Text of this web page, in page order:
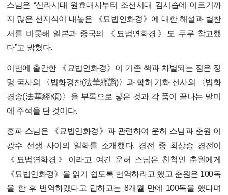
스님은 “신라시대 원효대사부터 조선시대 김시습에 이르기까
지 많은 선지식이 내놓은 《묘법연화경》에 대한 해설과 별찬
서를 비롯해 일본과 중국의 《묘법연화경》도 두루 참고했
다”고 밝혔다.
이번에 출간한 《묘법연화경》이 기존 책과 차별되는 점은 정
명 국사의 〈법화경찬(法華經讚)〉과 함허 기화 선사의 〈법화
경송(法華經頌)〉을 부록으로 넣은 것과 각 품이 끝나는 말미
에 주석을 단 것이다.
홍파 스님은 《묘법연화경》과 관련하여 운허 스님과 춘원 이
광수 선생 사이의 일화를 소개했다. 경전 중 최상승 경전이
《묘법연화경》이라고 여긴 운허 스님은 친척인 춘원에게
《묘법연화경》을 읽기 쉽도록 번역하라고 했고 춘원은 100독
을 한 후 번역하겠다고 답하고는 8개월 만에 100독을 했다며